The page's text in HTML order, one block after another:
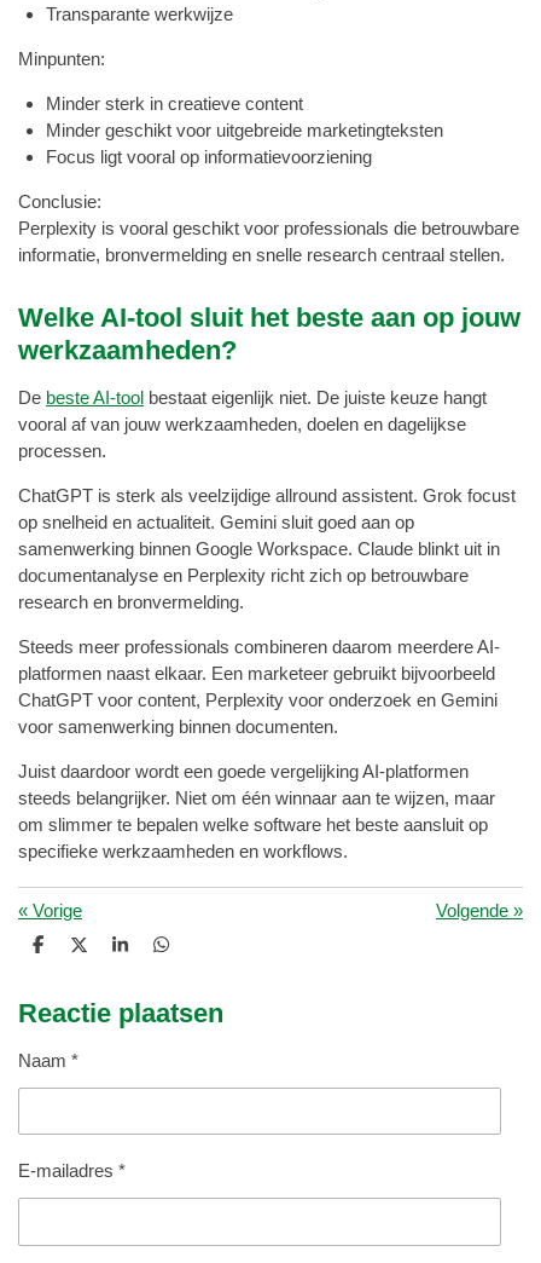
Transparante werkwijze
Minpunten:
Minder sterk in creatieve content
Minder geschikt voor uitgebreide marketingteksten
Focus ligt vooral op informatievoorziening
Conclusie:
Perplexity is vooral geschikt voor professionals die betrouwbare
informatie, bronvermelding en snelle research centraal stellen.
Welke AI-tool sluit het beste aan op jouw
werkzaamheden?
De beste AI-tool bestaat eigenlijk niet. De juiste keuze hangt
vooral af van jouw werkzaamheden, doelen en dagelijkse
processen.
ChatGPT is sterk als veelzijdige allround assistent. Grok focust
op snelheid en actualiteit. Gemini sluit goed aan op
samenwerking binnen Google Workspace. Claude blinkt uit in
documentanalyse en Perplexity richt zich op betrouwbare
research en bronvermelding.
Steeds meer professionals combineren daarom meerdere AI-
platformen naast elkaar. Een marketeer gebruikt bijvoorbeeld
ChatGPT voor content, Perplexity voor onderzoek en Gemini
voor samenwerking binnen documenten.
Juist daardoor wordt een goede vergelijking AI-platformen
steeds belangrijker. Niet om één winnaar aan te wijzen, maar
om slimmer te bepalen welke software het beste aansluit op
specifieke werkzaamheden en workflows.
« Vorige Volgende »
D
e
n
D
l
S
r
e
D
e
n
Reactie plaatsen
Naam *
E-mailadres *